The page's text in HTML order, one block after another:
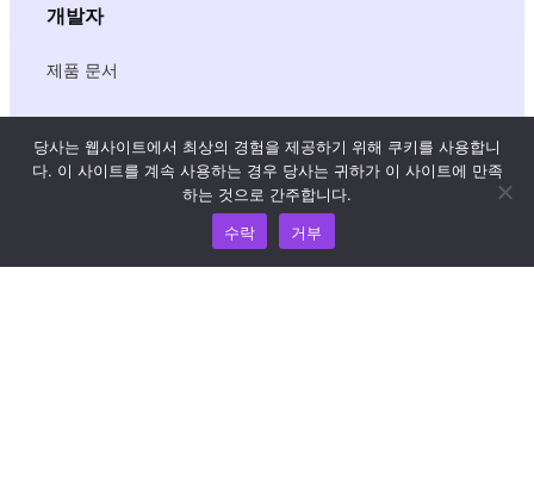
개발자
제품 문서
API 참조
JS SDK 참조
리소스
당사는 웹사이트에서 최상의 경험을 제공하기 위해 쿠키를 사용합니
다. 이 사이트를 계속 사용하는 경우 당사는 귀하가 이 사이트에 만족
하는 것으로 간주합니다.
수락
거부